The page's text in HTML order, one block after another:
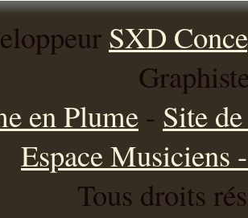
SXD
en Plume - Site
Espace Musiciens
Tous droits